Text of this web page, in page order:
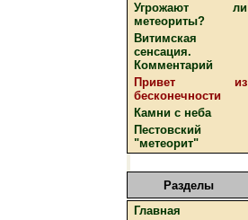
Угрожают ли
метеориты?
Витимская
сенсация.
Комментарий
Привет из
бесконечности
Камни с неба
Пестовский
"метеорит"
Разделы
Главная